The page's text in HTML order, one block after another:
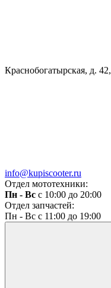
Краснобогатырская, д.
info@kupiscooter.ru
Отдел мототехники:
Пн - Вс с 10:00 до 20:00
Отдел запчастей:
Пн - Вс с 11:00 до 19:00